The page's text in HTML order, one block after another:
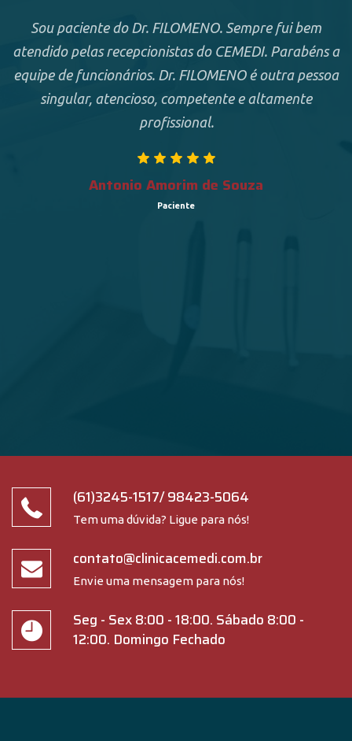
Sou paciente do Dr. FILOMENO. Sempre fui bem
atendido pelas recepcionistas do CEMEDI. Parabéns a
equipe de funcionários. Dr. FILOMENO é outra pessoa
singular, atencioso, competente e altamente
profissional.
Antonio Amorim de Souza
Paciente
(61)3245-1517/98423-5064
Tem uma dúvida? Ligue para nós!
contato@clinicacemedi.com.br
Envie uma mensagem para nós!
Seg - Sex 8:00 - 18:00. Sábado 8:00 -
12:00. Domingo Fechado